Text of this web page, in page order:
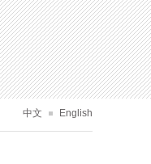
中文 English